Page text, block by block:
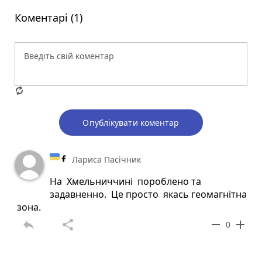
Коментарі (1)
Опублікувати коментар
Лариса Пасічник
На Хмельниччині пороблено та
задавненно. Це просто якась геомагнітна
зона.
reply share remove 0 add